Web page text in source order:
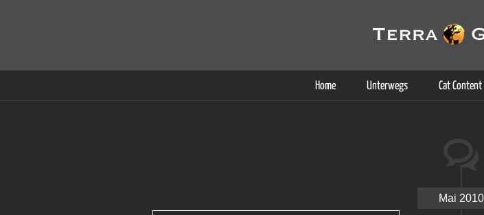
Home Unterwegs Cat Content
Mai 2010
Cookies helfen auf auf dieser Seite bei der Bereitstellung der Dienste. Durch die Nutzung
Weitere